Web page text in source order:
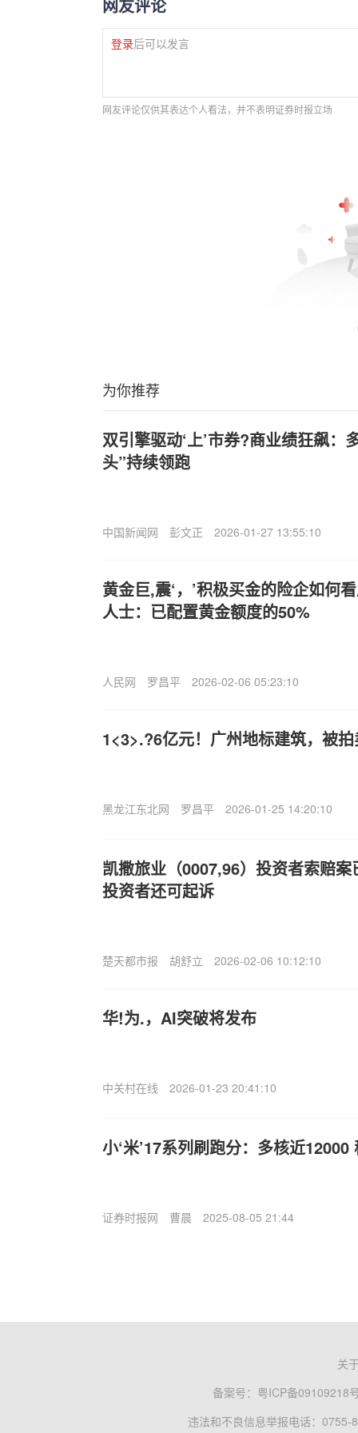
网友评论
登录后可以发言
网友评论仅供其表达个人看法，并不表明证券时报立场
为你推荐
双引擎驱动‘上’市券?商业绩狂飙：
头”持续领跑
中国新闻网 彭文正 2026-01-27 13:55:10
黄金巨,震‘，’积极买金的险企如何
人士：已配置黄金额度的50%
人民网 罗昌平 2026-02-06 05:23:10
1<3>.?6亿元！广州地标建筑，被
黑龙江东北网 罗昌平 2026-01-25 14:20:10
凯撒旅业（0007,96）投资者索赔
投资者还可起诉
楚天都市报 胡舒立 2026-02-06 10:12:10
华!为.，AI突破将发布
中关村在线 2026-01-23 20:41:10
小‘米’17系列刷跑分：多核近
证券时报网 曹晨 2025-08-05 21:44
关
备案号： 粤ICP备09109218
违法和不良信息举报电话：0755-